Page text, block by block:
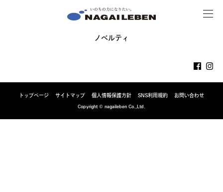
MENU
ノベルティ
トップページ サイトマップ 個人情報保護方針 SNS利用規約
お問い合わせ
Copyright © nagaileben Co.,Ltd.